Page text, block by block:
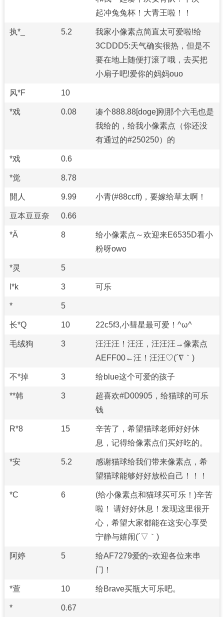
起冲兔兔杯！大青王啦！！
执*_ 5.2
我家小像素点简直太可爱啦!给
3CDDD5:天气确实很热，但是不
要在地上随便打滚了哦，去买把
小扇子吧!爱你的妈妈ouo
风*F 10
*戏 0.08
凑个888.88[doge]刚那个六毛也是
我给的，给我小像素点（你还没
有通过的#250250）的
*戏 0.6
*觉 8.78
開人 9.99 小青(#88ccff)，要嫁给草太啊！
豆本豆豆奈 0.66
*Ä 8
给小像素点～欢迎来E6535D看小
粉呀owo
*灵 5
l*k 3 可乐
* 5
长*Q 10 22c5f3,小彗星最可爱！^ω^
毛绒狗 3
汪汪汪！汪汪，汪汪汪→像素点
AEFF00←汪！汪汪♡(´∇｀)
不*掉 3 给blue这个可爱的孩子
**韩 3
超喜欢#D00905，给猫球的可乐
钱
R*8 15
辛苦了，希望猫球老师好好休
息，记得给像素点们买好吃的。
*安 5.2
感谢猫球给我们带来像素点，希
望猫球能够好好放松自己！！！
*C 6
(给小像素点和猫球买可乐！)辛苦
啦！ 请好好休息！发现这里很开
心，希望大家都能在这安心享受
宁静与嬉闹(´▽｀)
阿婷 5
给AF7279爱的~欢迎各位来串
门！
*萱 10 给Brave买瓶大可乐吧。
* 0.67